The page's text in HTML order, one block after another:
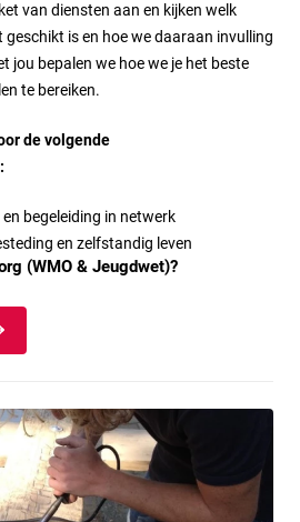
van diensten aan en kijken welk
is en hoe we daaraan invulling
jou bepalen we hoe we je het beste
te bereiken.
de volgende
begeleiding in netwerk
en zelfstandig leven
(WMO & Jeugdwet)?